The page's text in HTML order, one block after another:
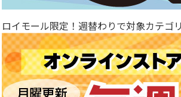
ロイモール限定！週替わりで対象カテゴ